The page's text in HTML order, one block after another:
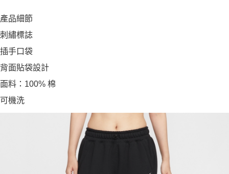
產品細節
刺繡標誌
插手口袋
背面貼袋設計
面料：100% 棉
可機洗